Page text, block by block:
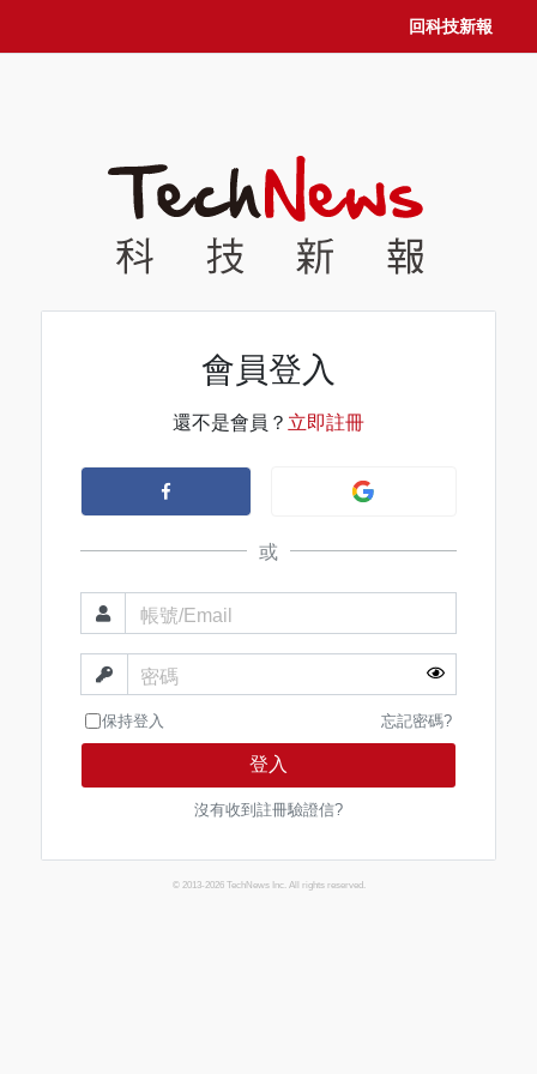
回科技新報
會員登入
還不是會員？ 立即註冊
或
帳號/Email
密碼
保持登入 忘記密碼?
登入
沒有收到註冊驗證信?
© 2013-2026 TechNews Inc. All rights reserved.